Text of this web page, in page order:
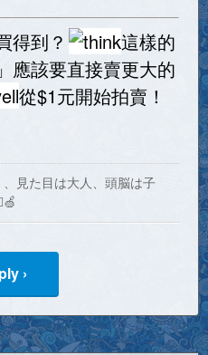
得到？
這樣的
應該要直接賣更大的
從$1元開始拍賣！
見た目は大人、頭脳は子
›